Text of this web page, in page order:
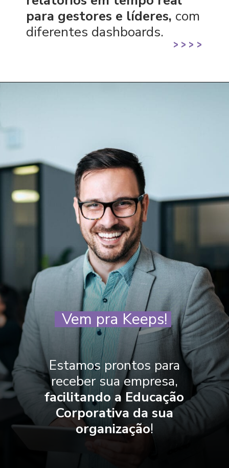
>
>
> >
para gestores e líderes, com
diferentes dashboards.
Estamos prontos para
receber sua empresa,
facilitando a Educação
Corporativa da sua
organização!
Vem pra Keeps!